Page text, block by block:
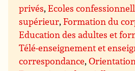
privés,Ecoles
supérieur,Formation du
Education des adultes et
Télé-enseignement et
correspondance,